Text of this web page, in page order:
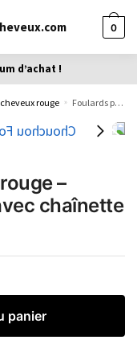
0
d’achat !
rouge » Foulards pour cheveux rouge – bandeau écarlate bref avec chaînette
–
chaînette
panier